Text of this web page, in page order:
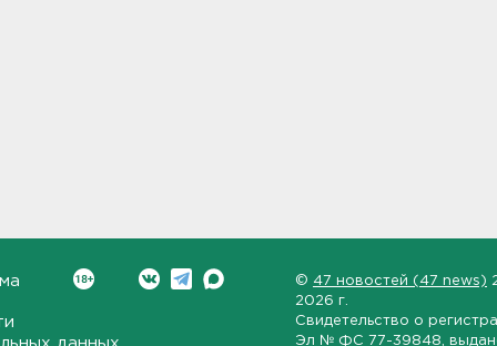
данных
© 47 новостей (47 news)
2026 г.
Свидетельство о
Эл № ФС 77-39848 ,